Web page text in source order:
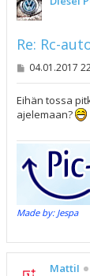
Re: Rc-
V
s
t
i
04.01.2017
Eihän tossa
ajelemaan?
Made by: Jespa
MattiI